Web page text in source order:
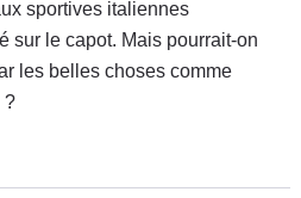
sportives italiennes
sur le capot. Mais pourrait-on
les belles choses comme
?